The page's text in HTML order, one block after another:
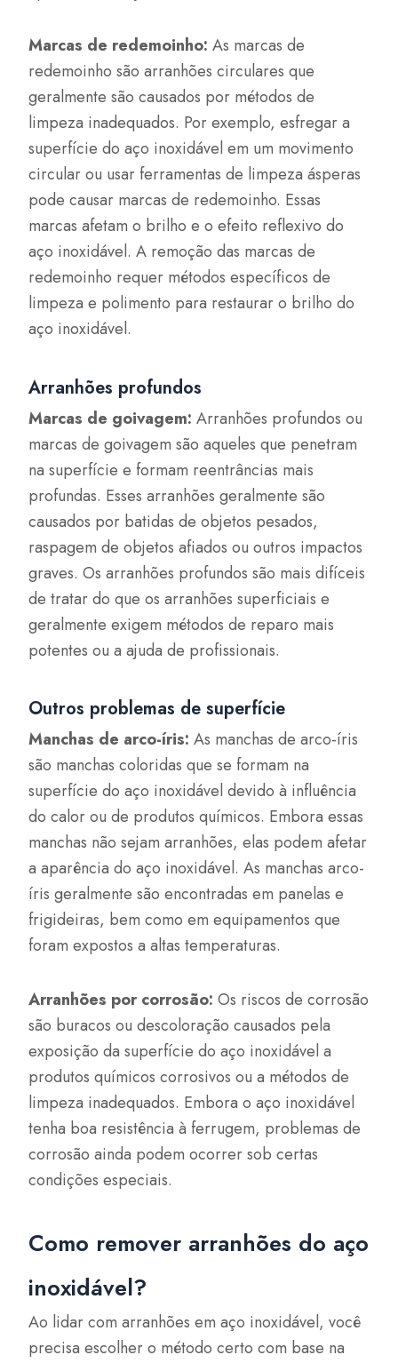
Marcas de redemoinho: As marcas de
redemoinho são arranhões circulares que
geralmente são causados por métodos de
limpeza inadequados. Por exemplo, esfregar a
superfície do aço inoxidável em um movimento
circular ou usar ferramentas de limpeza ásperas
pode causar marcas de redemoinho. Essas
marcas afetam o brilho e o efeito reflexivo do
aço inoxidável. A remoção das marcas de
redemoinho requer métodos específicos de
limpeza e polimento para restaurar o brilho do
aço inoxidável.
Arranhões profundos
Marcas de goivagem: Arranhões profundos ou
marcas de goivagem são aqueles que penetram
na superfície e formam reentrâncias mais
profundas. Esses arranhões geralmente são
causados por batidas de objetos pesados,
raspagem de objetos afiados ou outros impactos
graves. Os arranhões profundos são mais difíceis
de tratar do que os arranhões superficiais e
geralmente exigem métodos de reparo mais
potentes ou a ajuda de profissionais.
Outros problemas de superfície
Manchas de arco-íris:As manchas de arco-íris
são manchas coloridas que se formam na
superfície do aço inoxidável devido à influência
do calor ou de produtos químicos. Embora essas
manchas não sejam arranhões, elas podem afetar
a aparência do aço inoxidável. As manchas arco-
íris geralmente são encontradas em panelas e
frigideiras, bem como em equipamentos que
foram expostos a altas temperaturas.
Arranhões por corrosão: Os riscos de corrosão
são buracos ou descoloração causados pela
exposição da superfície do aço inoxidável a
produtos químicos corrosivos ou a métodos de
limpeza inadequados. Embora o aço inoxidável
tenha boa resistência à ferrugem, problemas de
corrosão ainda podem ocorrer sob certas
condições especiais.
Como remover arranhões do aço
inoxidável?
Ao lidar com arranhões em aço inoxidável, você
precisa escolher o método certo com base na